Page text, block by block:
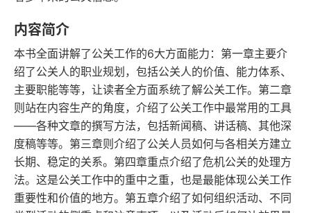
内容简介
本书全面讲解了公关工作的6大方面能力：第一章主要介
绍了公关人的职业规划，包括公关人的价值、能力体系、
主要职能等等，让读者全方面系统了解公关工作。第二章
则站在内容生产的角度，介绍了公关工作中最常用的工具
——各种文章的撰写方法，包括新闻稿、讲话稿、其他深
度稿等等。第三章则介绍了公关人员如何与各相关方建立
长期、稳定的关系。第四章重点介绍了危机公关的处理方
法。这是公关工作中的重中之重，也是最能体现公关工作
重要性和价值的地方。第五章介绍了如何组织活动、不同